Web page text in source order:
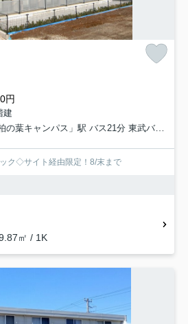
円
建
パス」駅 バス21分 東武バス「八ツ原入口」 停歩12分
ク◇サイト経由限定！8/末まで
㎡ / 1K